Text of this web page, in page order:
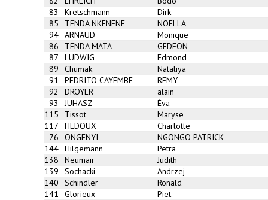
83
Kretschmann
Dirk
85
TENDA NKENENE
NOELLA
94 ARNAUD
Monique
86
TENDA MATA
GEDEON
87
LUDWIG
Edmond
89
Chumak
Nataliya
91
PEDRITO CAYEMBE
REMY
92
DROYER
alain
93
JUHASZ
Éva
115
Tissot
Maryse
117
HEDOUX
Charlotte
76
ONGENYI
NGONGO PATRICK
144 Hilgemann
Petra
138
Neumair
Judith
139
Sochacki
Andrzej
140
Schindler
Ronald
141
Glorieux
Piet